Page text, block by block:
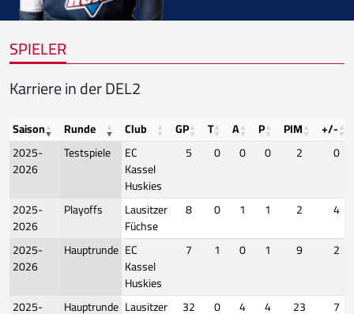
SPIELER
Karriere in der DEL2
Saison Runde Club GP T A P PIM
+/-
2025-
2026
Testspiele
EC
Kassel
Huskies
5 0 0 0 2 0
2025-
2026
Playoffs
Lausitzer
Füchse
8 0 1 1 2
4
2025-
2026
Hauptrunde EC
Kassel
Huskies
7 1 0 1 9 2
2025-
Hauptrunde Lausitzer
32 0 4 4 23
7